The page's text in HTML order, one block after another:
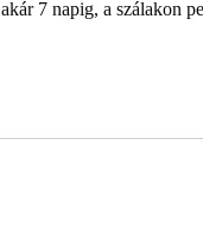
7 napig, a szálakon